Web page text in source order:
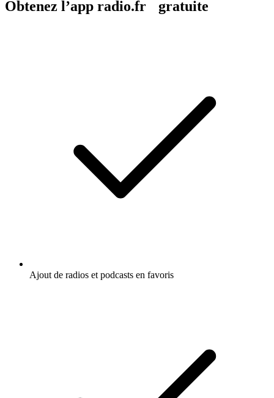
Obtenez l’app radio.fr gratuite
Ajout de radios et podcasts en favoris